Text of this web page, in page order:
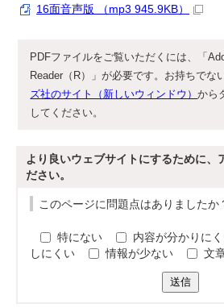
16面音声版 （mp3 945.9KB）
PDFファイルをご覧いただくには、「
Reader（R）」が必要です。お持ちでな
ズ社のサイト（新しいウィンドウ）から
してください。
より良いウェブサイトにするために、
ださい。
このページに問題点はありましたか
特にない 内容が分かりに
しにくい
情報が少ない 文
送信